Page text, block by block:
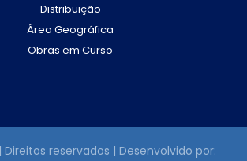
Distribuição
Área Geográfica
Obras em Curso
Direitos reservados | Desenvolvido por: